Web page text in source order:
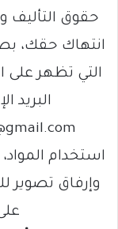
انتهاك حقك،
التي تظهر على
البريد
استخدام
وإرفاق تصوير